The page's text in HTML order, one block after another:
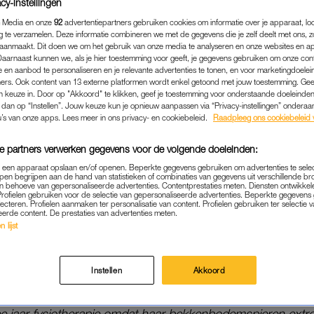
dat ze interstitiële cystitis heeft, kortweg ic. We belden
vandaag plaatsvindt.
leven?
móét ik plassen. Ik reageer slecht op cafeïne en
ik pijn krijg en om de vijf minuten naar de wc moet. Ik
waar geen toilet is, ook al weet ik dat het slecht is.
er niet, dan stop ik langs de weg. Ik weet dat er
De keuze is heel gemakkelijk: het is in de bosjes
doen van mezelf, ik wil niet alleen maar thuis zitten.”
aan het werk?
mezelf en werk gewoon fulltime. Werk is afleiding, net
ben ik er constant mee bezig en heb ik meer last.”
instellingen
Media en onze 92 advertentiepartners gebruiken cookies om informatie over je apparaat,
te verzamelen. Deze informatie combineren we met de gegevens die je zelf deelt met ons,
Dit doen we om het gebruik van onze media te analyseren en onze websites en
kunnen we, als je hier toestemming voor geeft, je gegevens gebruiken om onze
en aanbod te personaliseren en je relevante advertenties te tonen, en voor
Ook content van 13 externe platformen wordt enkel getoond met jouw toestemming.
keuze in. Door op "Akkoord" te klikken, geef je toestemming voor onderstaande
op “Instellen”. Jouw keuze kun je opnieuw aanpassen via “Privacy-instellingen”
van onze apps. Lees meer in ons privacy- en cookiebeleid.
Raadpleeg ons cookiebeleid
partners verwerken gegevens voor de volgende doeleinden:
een apparaat opslaan en/of openen. Beperkte gegevens gebruiken om advertenties te
begrijpen aan de hand van statistieken of combinaties van gegevens uit verschillende
behoeve van gepersonaliseerde advertenties. Contentprestaties meten. Diensten
gebruiken voor de selectie van gepersonaliseerde advertenties. Beperkte
Profielen aanmaken ter personalisatie van content. Profielen gebruiken ter selectie
content. De prestaties van advertenties meten.
lijst
Instellen Akkoord